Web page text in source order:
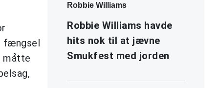
fængsel
måtte
Robbie Williams
Robbie Williams havde
hits nok til at jævne
Smukfest med jorden